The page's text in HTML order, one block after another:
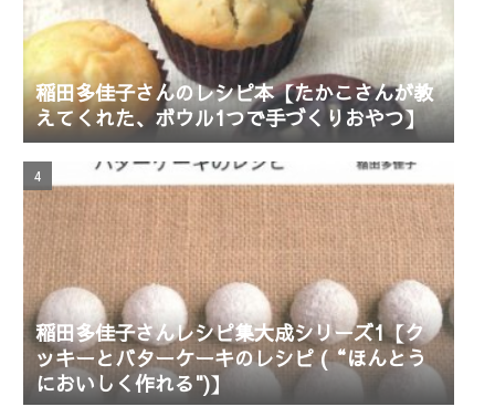
稲田多佳子さんのレシピ本【たかこさんが教
えてくれた、ボウル1つで手づくりおやつ】
稲田多佳子さんレシピ集大成シリーズ1【ク
ッキーとバターケーキのレシピ (“ほんとう
においしく作れる")】